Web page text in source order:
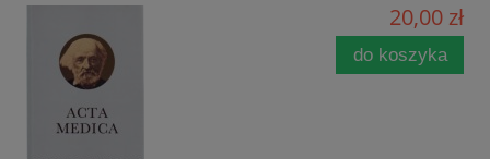
20,00 zł
do koszyka